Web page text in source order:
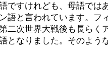
ですけれども、母語では
語と言われています。フ
二次世界大戦後も長らく
となりました。そのよう